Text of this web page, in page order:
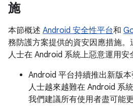
施
本節概述 Android 安全性平台和
務防護方案提供的資安因應措施
人士在 Android 系統上惡意運用安
Android 平台持續推出新版
人士越來越難在 Android 系
我們建議所有使用者盡可能